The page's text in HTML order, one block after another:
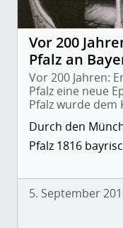
Vor 200
Pfalz an
Vor 200 Jahren:
Pfalz eine neue
Pfalz wurde
Durch den
Pfalz 1816
5. September